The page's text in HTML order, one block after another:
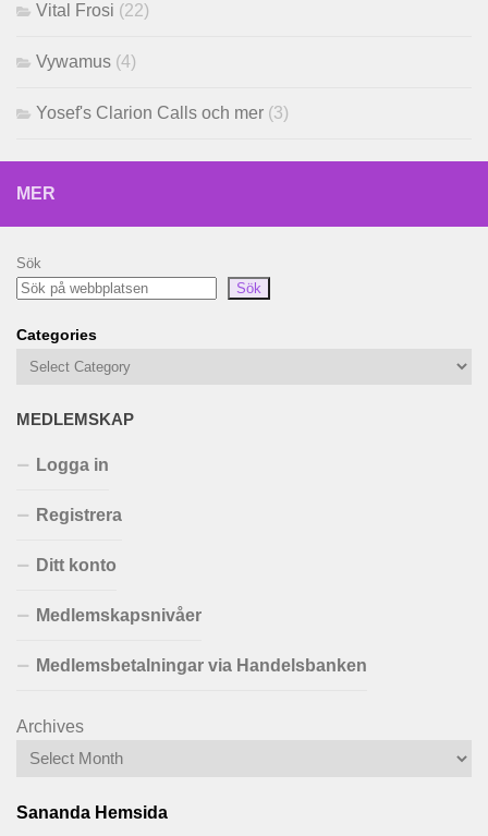
Vital Frosi (22)
Vywamus (4)
Yosef's Clarion Calls och mer (3)
MER
Sök
Sök
Categories
MEDLEMSKAP
Logga in
Registrera
Ditt konto
Medlemskapsnivåer
Medlemsbetalningar via Handelsbanken
Archives
Sananda Hemsida